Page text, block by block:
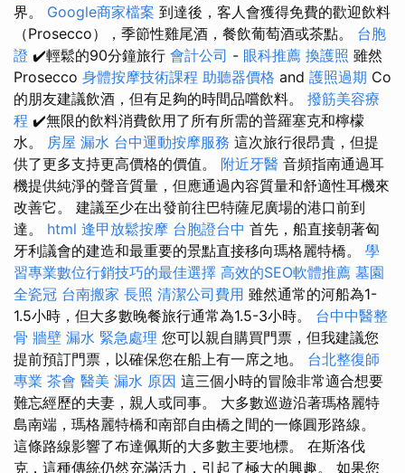
界。 Google商家檔案 到達後，客人會獲得免費的歡迎飲料
（Prosecco），季節性雞尾酒，餐飲葡萄酒或茶點。 台胞
證 ✔️輕鬆的90分鐘旅行 會計公司 - 眼科推薦 換護照 雖然
Prosecco 身體按摩技術課程 助聽器價格 and 護照過期 Co
的朋友建議飲酒，但有足夠的時間品嚐飲料。 撥筋美容療
程 ✔️無限的飲料消費飲用了所有所需的普羅塞克和檸檬
水。 房屋 漏水 台中運動按摩服務 這次旅行很昂貴，但提
供了更多支持更高價格的價值。 附近牙醫 音頻指南通過耳
機提供純淨的聲音質量，但應通過內容質量和舒適性耳機來
改善它。 建議至少在出發前往巴特薩尼廣場的港口前到
達。 html 逢甲放鬆按摩 台胞證台中 首先，船直接朝著匈
牙利議會的建造和最重要的景點直接移向瑪格麗特橋。 學
習專業數位行銷技巧的最佳選擇 高效的SEO軟體推薦 墓園
全瓷冠 台南搬家 長照 清潔公司費用 雖然通常的河船為1-
1.5小時，但大多數晚餐旅行通常為1.5-3小時。 台中中醫整
骨 牆壁 漏水 緊急處理 您可以親自購買門票，但我建議您
提前預訂門票，以確保您在船上有一席之地。 台北整復師
專業 茶會 醫美 漏水 原因 這三個小時的冒險非常適合想要
難忘經歷的夫妻，親人或同事。 大多數巡遊沿著瑪格麗特
島南端，瑪格麗特橋和南部自由橋之間的一條圓形路線。
這條路線影響了布達佩斯的大多數主要地標。 在斯洛伐
克，這種傳統仍然充滿活力，引起了極大的興趣。 如果您